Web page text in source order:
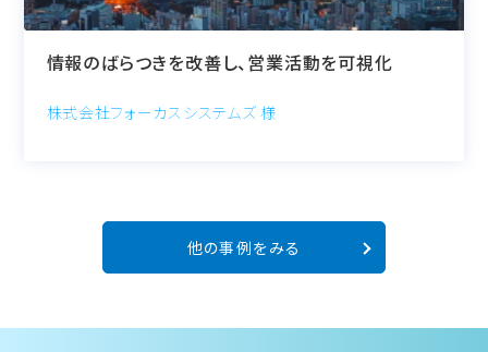
情報のばらつきを改善し、営業活動を可視化
株式会社フォーカスシステムズ 様
他の事例をみる